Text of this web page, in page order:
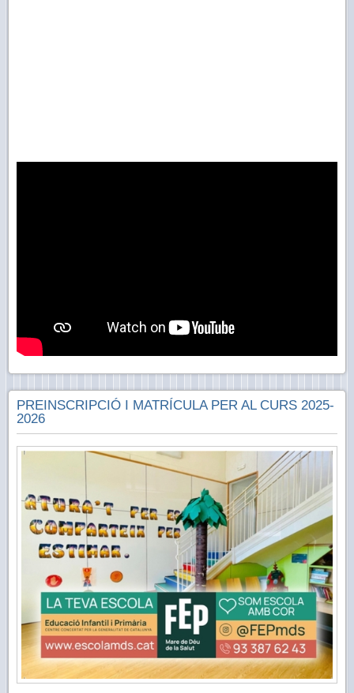
PREINSCRIPCIÓ I MATRÍCULA PER AL CURS 2025-
2026